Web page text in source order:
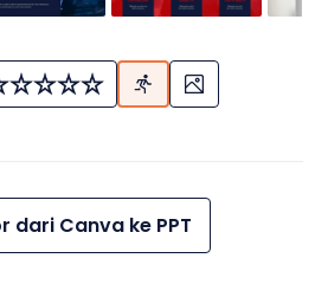
dari Canva ke PPT